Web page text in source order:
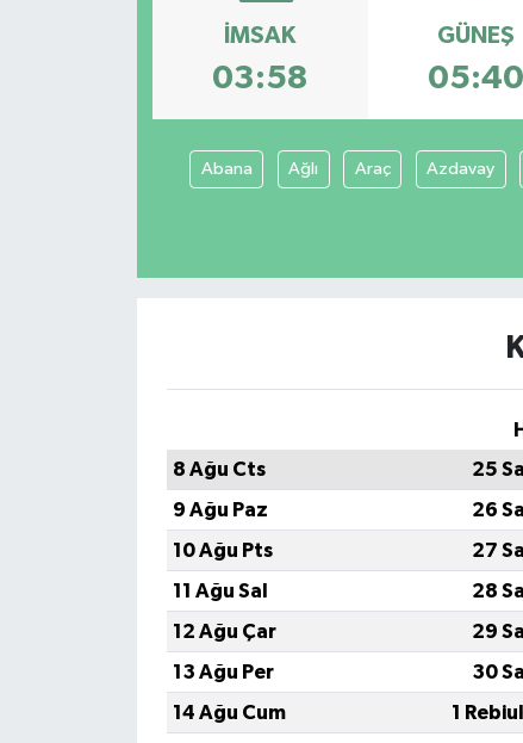
İMSAK
03:58
GÜNEŞ
05:40
Abana Ağlı Araç Azdavay
8 Ağu Cts
25
9 Ağu Paz
26
10 Ağu Pts
27
11 Ağu Sal
28
12 Ağu Çar
29
13 Ağu Per
30
14 Ağu Cum
1